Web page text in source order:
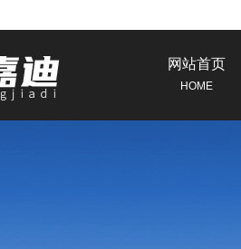
网站首页
HOME